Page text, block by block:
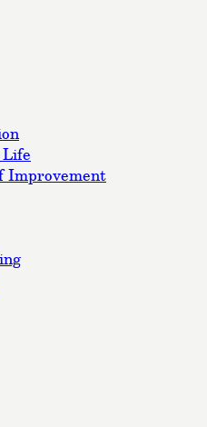
Life
Improvement